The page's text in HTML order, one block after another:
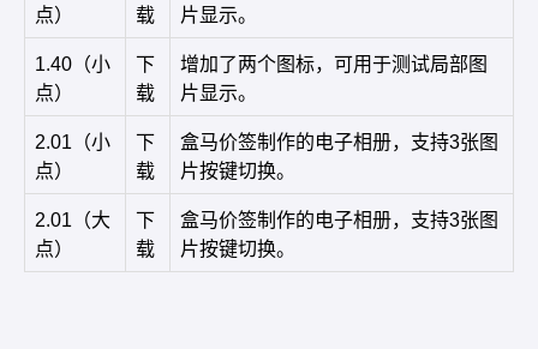
点）
载
片显示。
1.40（小
点）
下
载
增加了两个图标，可用于测试局部图
片显示。
2.01（小
点）
下
载
盒马价签制作的电子相册，支持3张图
片按键切换。
2.01（大
点）
下
载
盒马价签制作的电子相册，支持3张图
片按键切换。